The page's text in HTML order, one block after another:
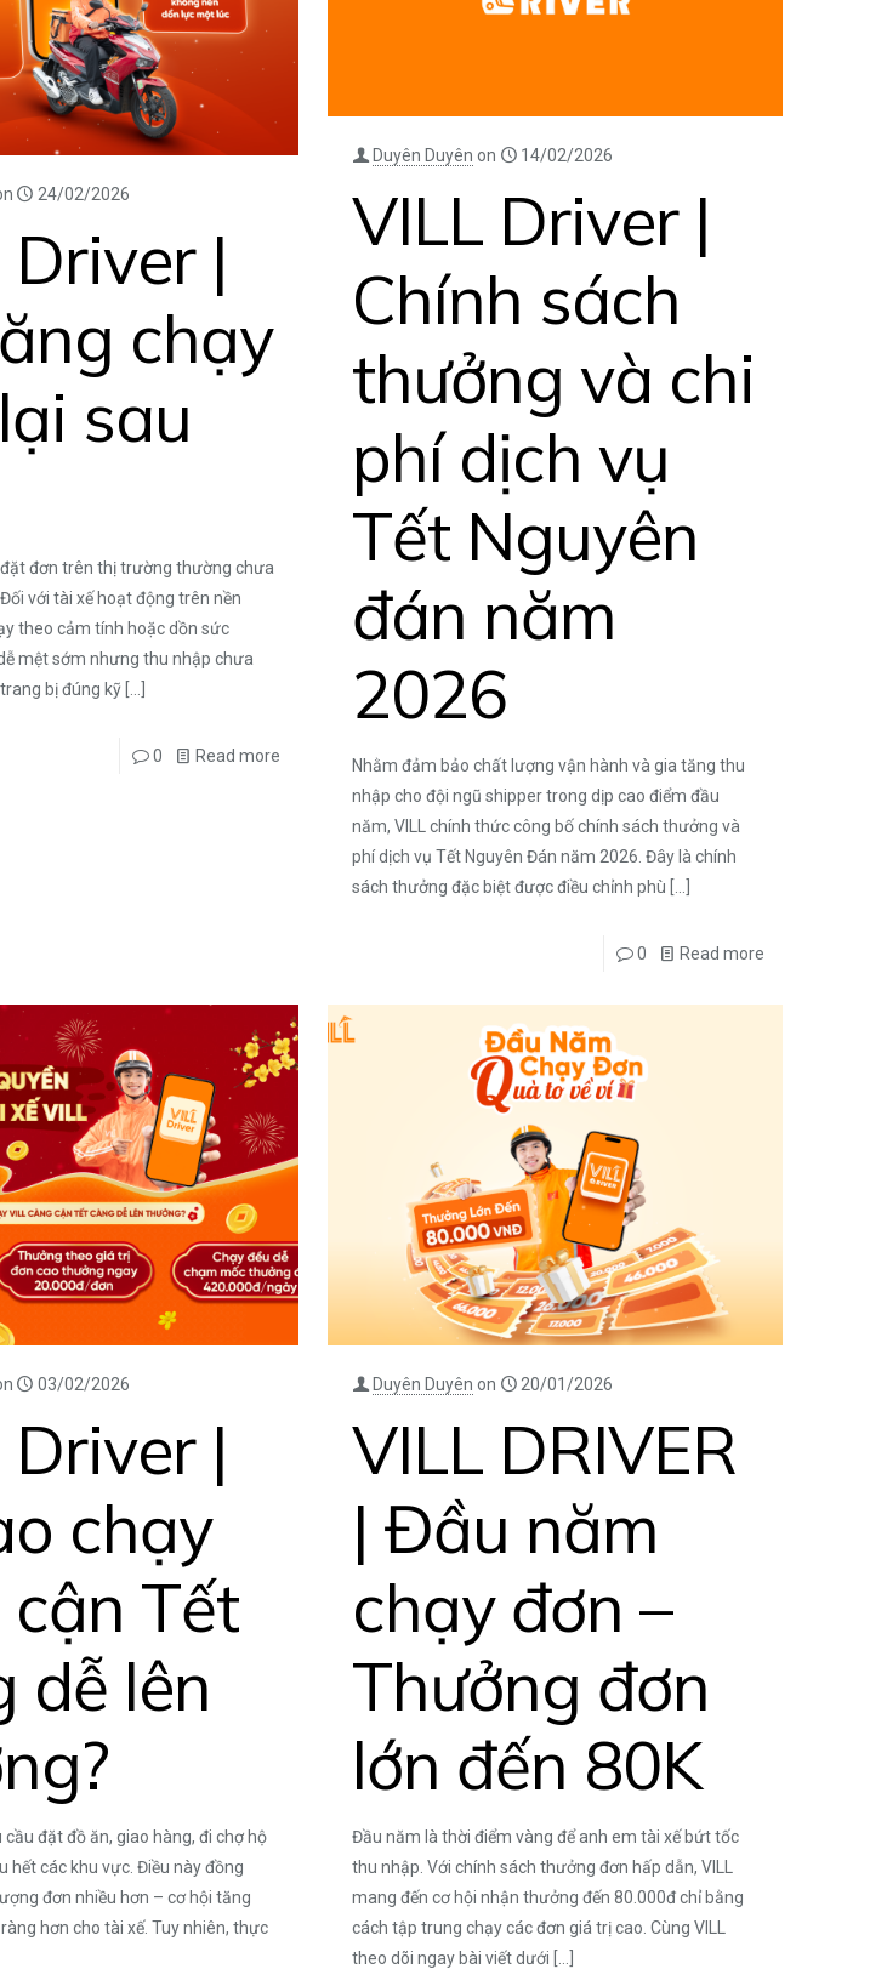
24/02/2026
|
chạy
sau
đơn trên thị trường thường chưa
với tài xế hoạt động trên nền
theo cảm tính hoặc dồn sức
mệt sớm nhưng thu nhập chưa
bị đúng kỹ […]
0 Read more
Duyên Duyên on 14/02/2026
VILL Driver |
Chính sách
thưởng và chi
phí dịch vụ
Tết Nguyên
đán năm
2026
Nhằm đảm bảo chất lượng vận hành và gia tăng thu
nhập cho đội ngũ shipper trong dịp cao điểm đầu
năm, VILL chính thức công bố chính sách thưởng và
phí dịch vụ Tết Nguyên Đán năm 2026. Đây là chính
sách thưởng đặc biệt được điều chỉnh phù […]
0 Read more
03/02/2026
|
chạy
cận Tết
dễ lên
đặt đồ ăn, giao hàng, đi chợ hộ
hết các khu vực. Điều này đồng
đơn nhiều hơn – cơ hội tăng
hơn cho tài xế. Tuy nhiên, thực
Duyên Duyên on 20/01/2026
VILL DRIVER
| Đầu năm
chạy đơn –
Thưởng đơn
lớn đến 80K
Đầu năm là thời điểm vàng để anh em tài xế bứt tốc
thu nhập. Với chính sách thưởng đơn hấp dẫn, VILL
mang đến cơ hội nhận thưởng đến 80.000đ chỉ bằng
cách tập trung chạy các đơn giá trị cao. Cùng VILL
theo dõi ngay bài viết dưới